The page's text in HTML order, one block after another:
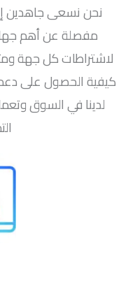
نحن نسعى جاهدين
مفصلة عن أهم
لاشتراطات كل جهة
كيفية الحصول على
لدينا في السوق